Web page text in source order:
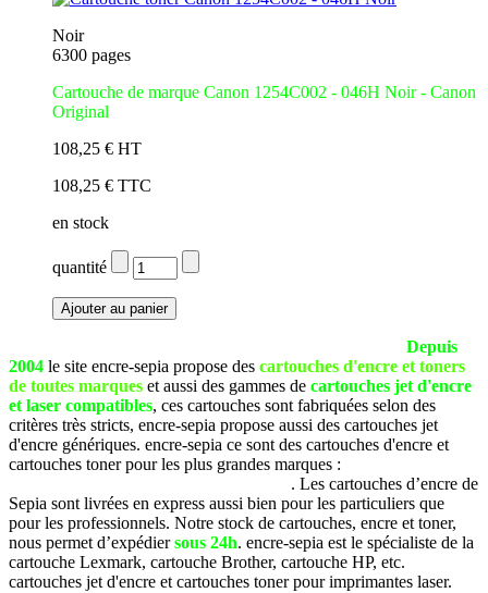
Noir
6300 pages
Cartouche de marque Canon 1254C002 - 046H Noir - Canon
Original
108,25 € HT
108,25 € TTC
en stock
quantité
Depuis
2004 le site encre-sepia propose des cartouches d'encre et toners
de toutes marques et aussi des gammes de cartouches jet d'encre
et laser compatibles, ces cartouches sont fabriquées selon des
critères très stricts, encre-sepia propose aussi des cartouches jet
d'encre génériques. encre-sepia ce sont des cartouches d'encre et
cartouches toner pour les plus grandes marques :
. Les cartouches d’encre de
Sepia sont livrées en express aussi bien pour les particuliers que
pour les professionnels. Notre stock de cartouches, encre et toner,
nous permet d’expédiersous 24h. encre-sepia est le spécialiste de la
cartouche Lexmark, cartouche Brother, cartouche HP, etc.
cartouches jet d'encre et cartouches toner pour imprimantes laser.